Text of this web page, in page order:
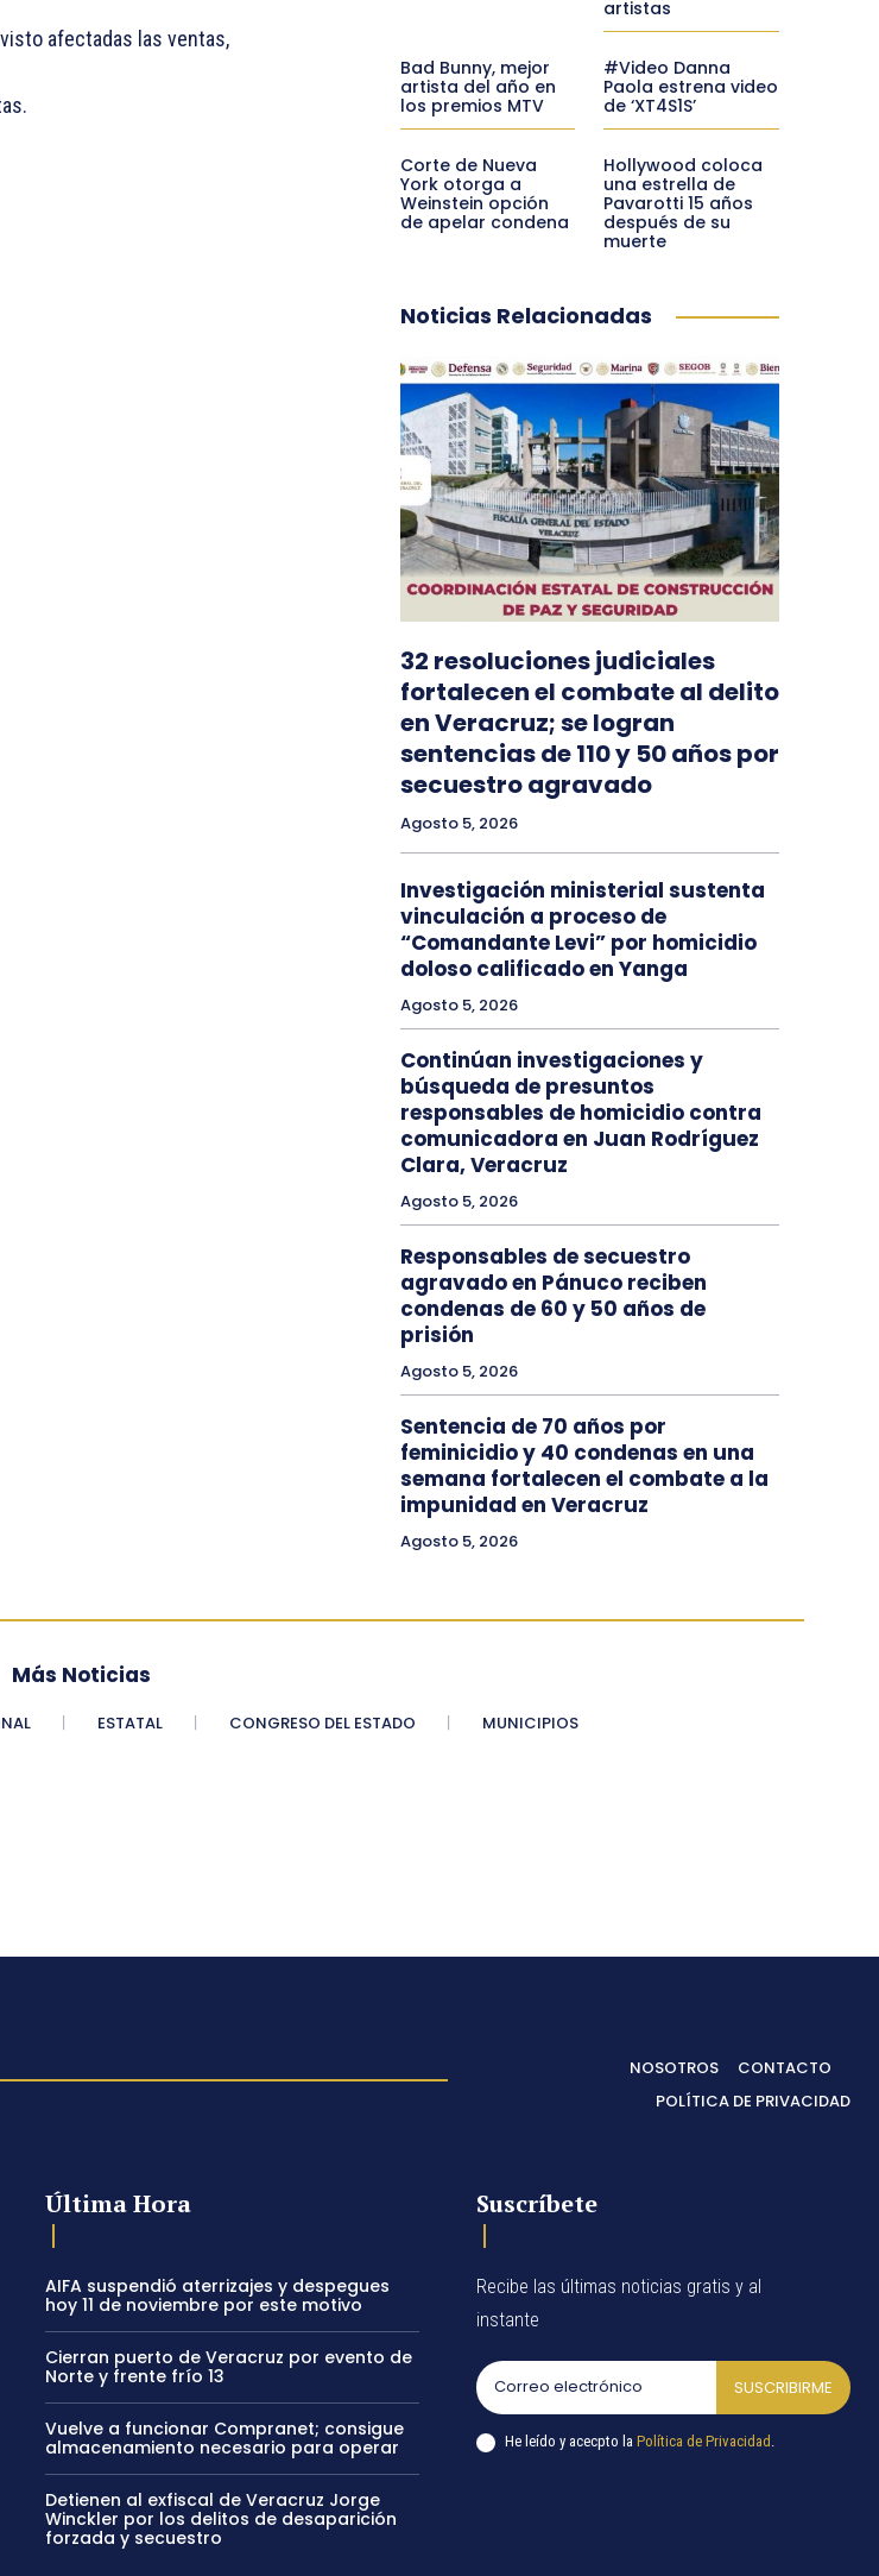
afectadas las ventas,
artistas
Bad Bunny, mejor
artista del año en
los premios MTV
#Video Danna
Paola estrena video
de ‘XT4S1S’
Corte de Nueva
York otorga a
Weinstein opción
de apelar condena
Hollywood coloca
una estrella de
Pavarotti 15 años
después de su
muerte
Noticias Relacionadas
32 resoluciones judiciales
fortalecen el combate al delito
en Veracruz; se logran
sentencias de 110 y 50 años por
secuestro agravado
Agosto 5, 2026
Investigación ministerial sustenta
vinculación a proceso de
“Comandante Levi” por homicidio
doloso calificado en Yanga
Agosto 5, 2026
Continúan investigaciones y
búsqueda de presuntos
responsables de homicidio contra
comunicadora en Juan Rodríguez
Clara, Veracruz
Agosto 5, 2026
Responsables de secuestro
agravado en Pánuco reciben
condenas de 60 y 50 años de
prisión
Agosto 5, 2026
Sentencia de 70 años por
feminicidio y 40 condenas en una
semana fortalecen el combate a la
impunidad en Veracruz
Agosto 5, 2026
Más Noticias
ESTATAL CONGRESO DEL ESTADO MUNICIPIOS
NOSOTROS
CONTACTO
POLÍTICA DE PRIVACIDAD
Última Hora
AIFA suspendió aterrizajes y despegues
hoy 11 de noviembre por este motivo
Cierran puerto de Veracruz por evento de
Norte y frente frío 13
Vuelve a funcionar Compranet; consigue
almacenamiento necesario para operar
Detienen al exfiscal de Veracruz Jorge
Winckler por los delitos de desaparición
forzada y secuestro
Suscríbete
Recibe las últimas noticias gratis y al
instante
SUSCRIBIRME
He leído y acecpto laPolítica de Privacidad .